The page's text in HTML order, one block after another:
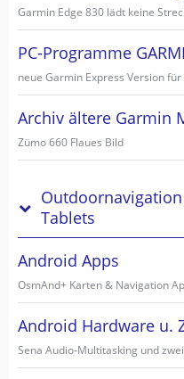
Garmin Edge 830 lädt keine
PC-Programme
neue Garmin Express Version für
Archiv ältere Garmin
Zümo 660 Flaues Bild
Tablets
Android Apps
OsmAnd+ Karten & Navigation
Android Hardware u.
Sena Audio-Multitasking und